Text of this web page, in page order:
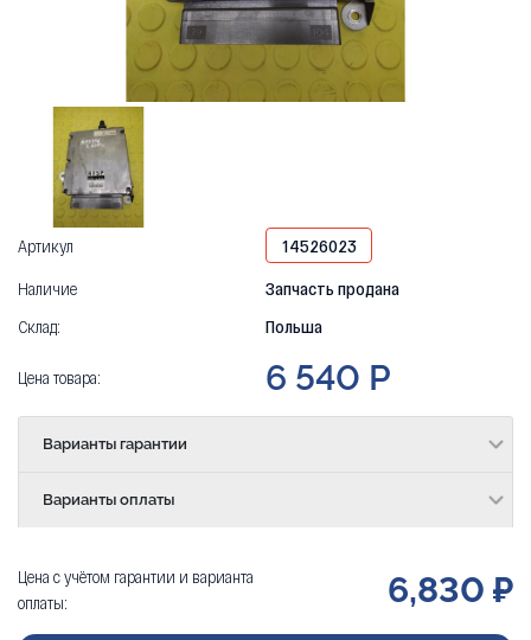
Артикул
14526023
Наличие
Запчасть продана
Склад:
Польша
Цена товара: 6 540 Р
Варианты гарантии
Варианты оплаты
Цена с учётом гарантии и варианта
оплаты:
6,830 ₽